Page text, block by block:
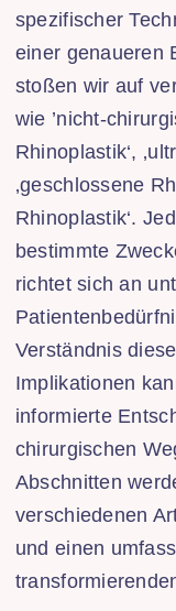
spezifischer
einer genaueren
stoßen wir auf
wie ’nicht-
Rhinoplastik‘,
‚geschlossene
Rhinoplastik‘.
bestimmte
richtet sich an
Verständnis
Implikationen
informierte
chirurgischen
Abschnitten
verschiedenen
und einen